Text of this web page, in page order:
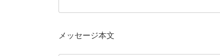
メッセージ本文